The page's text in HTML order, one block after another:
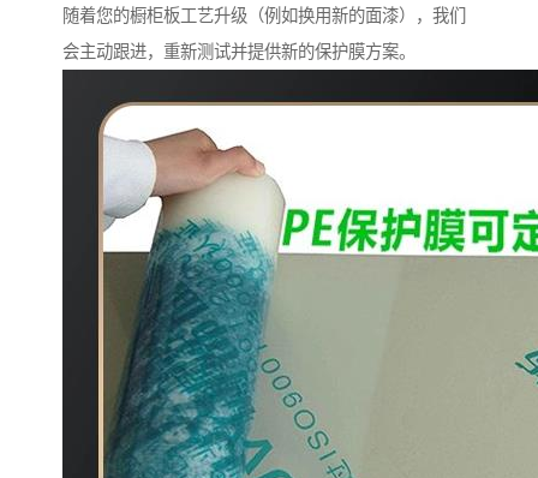
随着您的橱柜板工艺升级（例如换用新的面漆），我们
会主动跟进，重新测试并提供新的保护膜方案。